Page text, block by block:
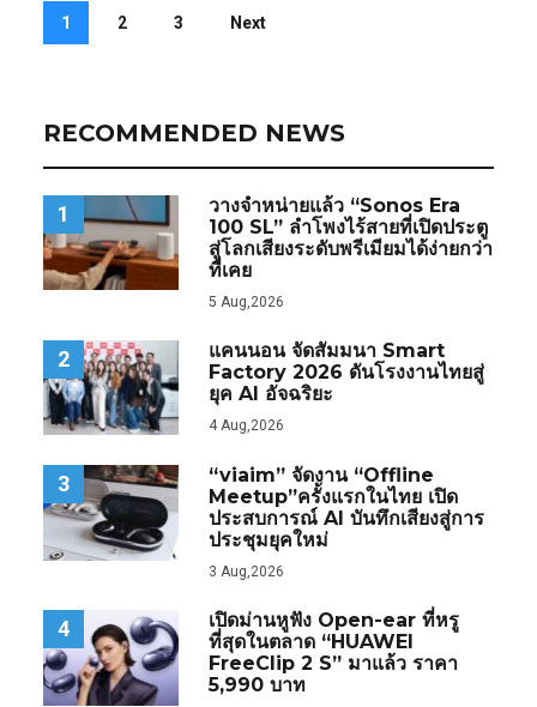
1 2 3 Next
RECOMMENDED NEWS
1
วางจำหน่ายแล้ว “Sonos Era
100 SL” ลำโพงไร้สายที่เปิดประตู
สู่โลกเสียงระดับพรีเมียมได้ง่ายกว่า
ที่เคย
5 Aug,2026
2
แคนนอน จัดสัมมนา Smart
Factory 2026 ดันโรงงานไทยสู่
ยุค AI อัจฉริยะ
4 Aug,2026
3
“viaim” จัดงาน “Offline
Meetup”ครั้งแรกในไทย เปิด
ประสบการณ์ AI บันทึกเสียงสู่การ
ประชุมยุคใหม่
3 Aug,2026
4
เปิดม่านหูฟัง Open-ear ที่หรู
ที่สุดในตลาด “HUAWEI
FreeClip 2 S” มาแล้ว ราคา
5,990 บาท